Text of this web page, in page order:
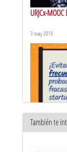
URJCx-
3 may 2016
También te